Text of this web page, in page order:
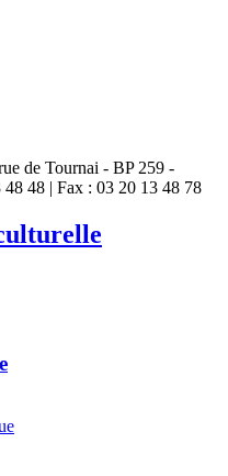
de Tournai - BP 259 -
48 | Fax : 03 20 13 48 78